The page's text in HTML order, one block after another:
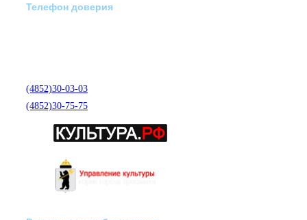
Телефон доверия
(4852)30-03-03
(4852)30-75-75